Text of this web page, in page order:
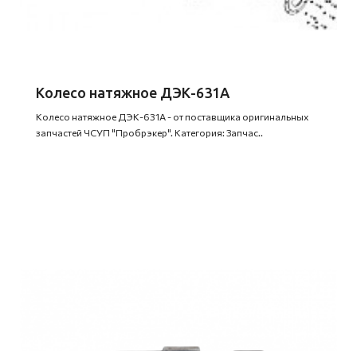
Колесо натяжное ДЭК-631А
Колесо натяжное ДЭК-631А - от поставщика оригинальных
запчастей ЧСУП "Пробрэкер". Категория: Запчас..